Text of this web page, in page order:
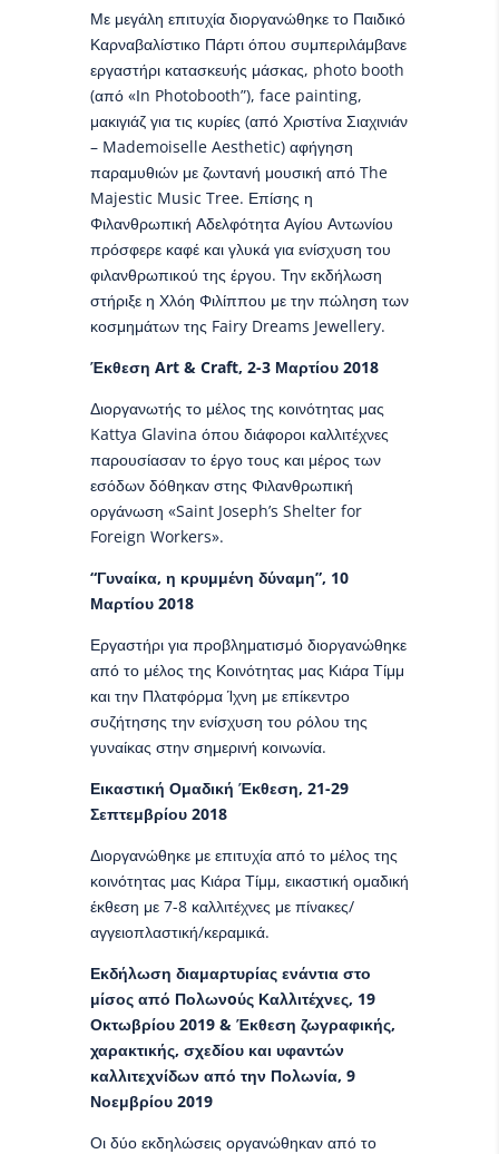
Με μεγάλη επιτυχία διοργανώθηκε το Παιδικό
Καρναβαλίστικο Πάρτι όπου συμπεριλάμβανε
εργαστήρι κατασκευής μάσκας, photo booth
(από «Ιn Photobooth”), face painting,
μακιγιάζ για τις κυρίες (από Χριστίνα Σιαχινιάν
– Mademoiselle Aesthetic) αφήγηση
παραμυθιών με ζωντανή μουσική από The
Majestic Music Tree. Επίσης η
Φιλανθρωπική Αδελφότητα Αγίου Αντωνίου
πρόσφερε καφέ και γλυκά για ενίσχυση του
φιλανθρωπικού της έργου. Την εκδήλωση
στήριξε η Χλόη Φιλίππου με την πώληση των
κοσμημάτων της Fairy Dreams Jewellery.
Έκθεση Art & Craft, 2-3 Μαρτίου 2018
Διοργανωτής το μέλος της κοινότητας μας
Kattya Glavina όπου διάφοροι καλλιτέχνες
παρουσίασαν το έργο τους και μέρος των
εσόδων δόθηκαν στης Φιλανθρωπική
οργάνωση «Saint Joseph’s Shelter for
Foreign Workers».
“Γυναίκα, η κρυμμένη δύναμη”, 10
Μαρτίου 2018
Εργαστήρι για προβληματισμό διοργανώθηκε
από το μέλος της Κοινότητας μας Κιάρα Τίμμ
και την Πλατφόρμα Ίχνη με επίκεντρο
συζήτησης την ενίσχυση του ρόλου της
γυναίκας στην σημερινή κοινωνία.
Εικαστική Ομαδική Έκθεση, 21-29
Σεπτεμβρίου 2018
Διοργανώθηκε με επιτυχία από το μέλος της
κοινότητας μας Κιάρα Τίμμ, εικαστική ομαδική
έκθεση με 7-8 καλλιτέχνες με πίνακες/
αγγειοπλαστική/κεραμικά.
Εκδήλωση διαμαρτυρίας ενάντια στο
μίσος από Πολωνoύς Καλλιτέχνες, 19
Οκτωβρίου 2019 & Έκθεση ζωγραφικής,
χαρακτικής, σχεδίου και υφαντών
καλλιτεχνίδων από την Πολωνία, 9
Νοεμβρίου 2019
Οι δύο εκδηλώσεις οργανώθηκαν από το